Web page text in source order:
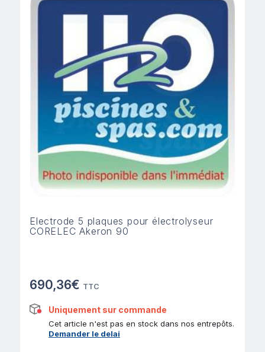
Electrode 5 plaques pour électrolyseur
CORELEC Akeron 90
690,36€ TTC
Uniquement sur commande
Cet article n'est pas en stock dans nos entrepôts.
Demander le delai